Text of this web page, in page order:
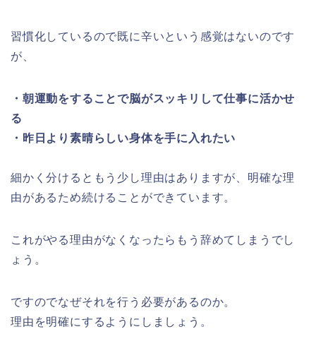
習慣化しているので既に辛いという感覚はないのです
が、
・朝運動をすることで脳がスッキリして仕事に活かせ
る
・昨日より素晴らしい身体を手に入れたい
細かく分けるともう少し理由はありますが、明確な理
由があるため続けることができています。
これがやる理由がなくなったらもう辞めてしまうでし
ょう。
ですのでなぜそれを行う必要があるのか。
理由を明確にするようにしましょう。